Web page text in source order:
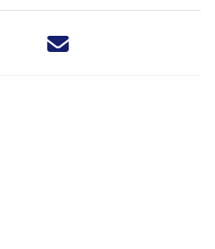
Deel dit nieuwsbericht via X -
Deel dit nieuwsbericht via
Deel dit nieuwsbericht
Deel dit